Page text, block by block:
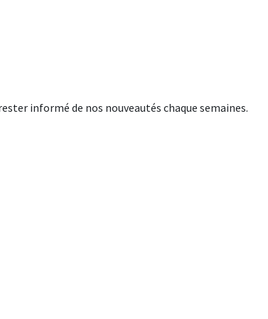
informé de nos nouveautés chaque semaines.